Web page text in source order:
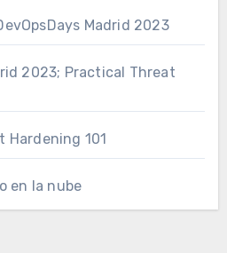
Madrid 2023
2023; Practical Threat
Hardening 101
en la nube